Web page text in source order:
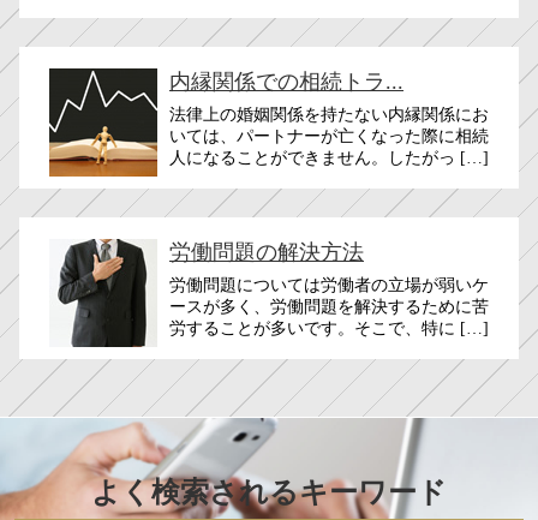
内縁関係での相続トラ...
法律上の婚姻関係を持たない内縁関係にお
いては、パートナーが亡くなった際に相続
人になることができません。したがっ […]
労働問題の解決方法
労働問題については労働者の立場が弱いケ
ースが多く、労働問題を解決するために苦
労することが多いです。そこで、特に […]
よく検索されるキーワード